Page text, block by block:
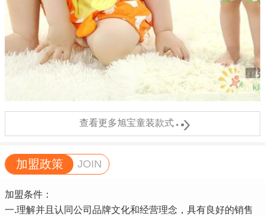
查看更多旭宝童装款式
加盟政策 JOIN
加盟条件：
一.理解并且认同公司品牌文化和经营理念，具有良好的销售